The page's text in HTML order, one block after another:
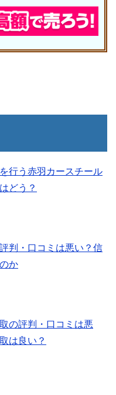
行う赤羽カースチール
どう？
判・口コミは悪い？信
か
の評判・口コミは悪
は良い？